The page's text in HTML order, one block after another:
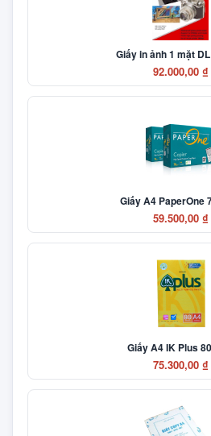
Giấy in ảnh 1 mặt
92.000,00 ₫
Giấy A4 PaperOne
59.500,00 ₫
Giấy A4 IK Plus
75.300,00 ₫